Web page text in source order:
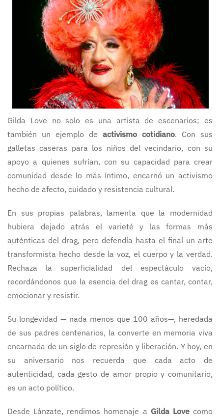
Gilda Love no solo es una artista de escenarios; es
también un ejemplo de activismo cotidiano. Con sus
galletas caseras para los niños del vecindario, con su
apoyo a quienes sufrían, con su capacidad para crear
comunidad desde lo más íntimo, encarnó un activismo
hecho de afecto, cuidado y resistencia cultural.
En sus propias palabras, lamenta que la modernidad
hubiera dejado atrás el varieté y las formas más
auténticas del drag, pero defendía hasta el final un arte
transformista hecho desde la voz, el cuerpo y la verdad.
Rechaza la superficialidad del espectáculo vacío,
recordándonos que la esencia del drag es cantar, contar,
emocionar y resistir.
Su longevidad — nada menos que 100 años—, heredada
de sus padres centenarios, la converte en memoria viva
encarnada de un siglo de represión y liberación. Y hoy, en
su aniversario nos recuerda que cada acto de
autenticidad, cada gesto de amor propio y comunitario,
es un acto político.
Desde Lánzate, rendimos homenaje a Gilda Lovecomo